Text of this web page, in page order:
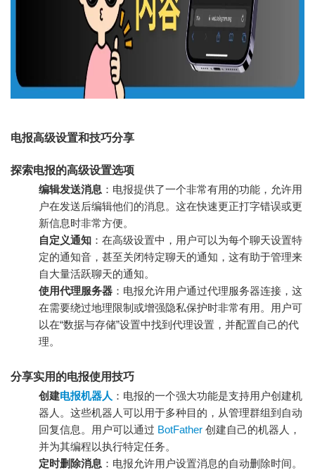
电报高级设置和技巧分享
探索电报的高级设置选项
编辑发送消息 ：电报提供了一个非常有用的功能，允许用
户在发送后编辑他们的消息。这在快速更正打字错误或更
新信息时非常方便。
自定义通知 ：在高级设置中，用户可以为每个聊天设置特
定的通知音，甚至关闭特定聊天的通知，这有助于管理来
自大量活跃聊天的通知。
使用代理服务器 ：电报允许用户通过代理服务器连接，这
在需要绕过地理限制或增强隐私保护时非常有用。用户可
以在“数据与存储”设置中找到代理设置，并配置自己的代
理。
分享实用的电报使用技巧
创建电报机器人 ：电报的一个强大功能是支持用户创建机
器人。这些机器人可以用于多种目的，从管理群组到自动
回复信息。用户可以通过 BotFather 创建自己的机器人，
并为其编程以执行特定任务。
定时删除消息 ：电报允许用户设置消息的自动删除时间。